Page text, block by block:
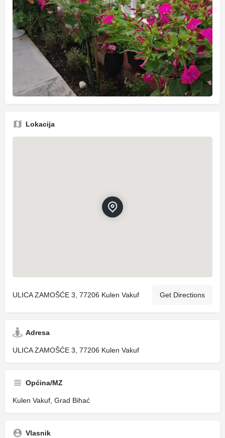
Lokacija
ULICA ZAMOŠĆE 3, 77206 Kulen Vakuf Get Directions
Adresa
ULICA ZAMOŠĆE 3, 77206 Kulen Vakuf
Općina/MZ
Kulen Vakuf, Grad Bihać
Vlasnik